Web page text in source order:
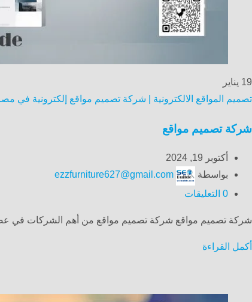
19 يناير
تصميم المواقع الالكترونية | شركة تصميم مواقع إلكترونية في
شركة تصميم مواقع
أكتوبر 19, 2024
بواسطة
ezzfurniture627@gmail.com
0 التعليقات
شركة تصميم مواقع شركة تصميم مواقع من أهم الشركات في عصر
أكمل القراءة